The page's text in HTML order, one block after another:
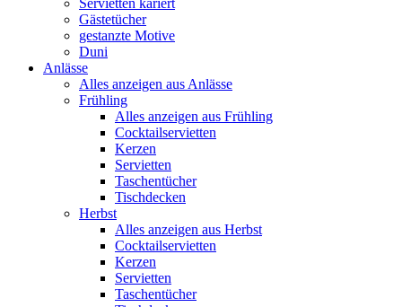
Gästetücher
gestanzte Motive
Duni
Anlässe
Alles anzeigen aus Anlässe
Frühling
Alles anzeigen aus Frühling
Cocktailservietten
Kerzen
Servietten
Taschentücher
Tischdecken
Herbst
Alles anzeigen aus Herbst
Cocktailservietten
Kerzen
Servietten
Taschentücher